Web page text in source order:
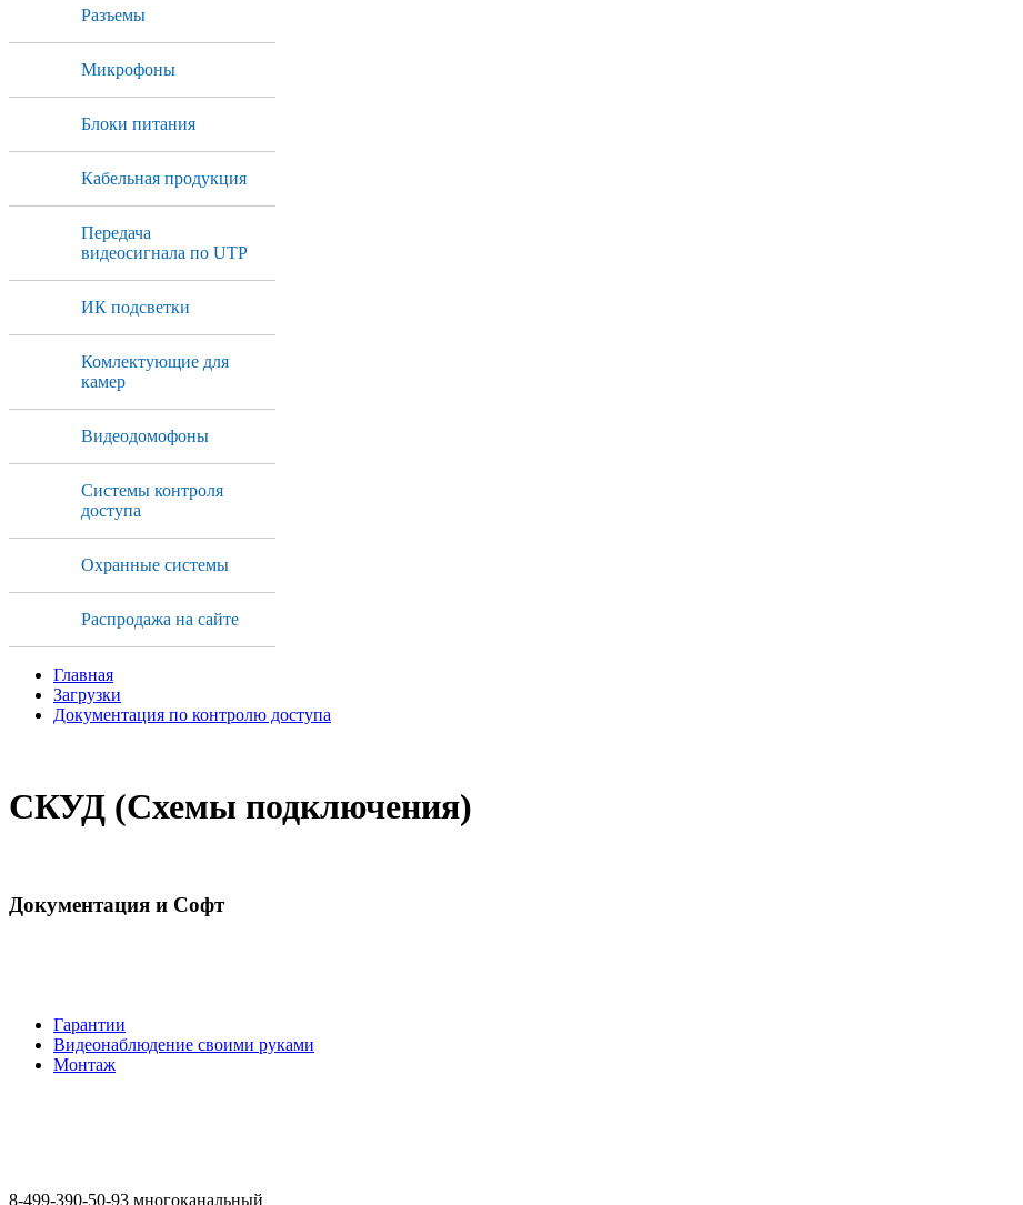
Разъемы
Микрофоны
Блоки питания
Кабельная продукция
Передача
видеосигнала по UTP
ИК подсветки
Комлектующие для
камер
Видеодомофоны
Системы контроля
доступа
Охранные системы
Распродажа на сайте
Главная
Загрузки
Документация по контролю доступа
СКУД (Схемы подключения)
Документация и Софт
Гарантии
Видеонаблюдение своими руками
Монтаж
8-499-390-50-93 многоканальный